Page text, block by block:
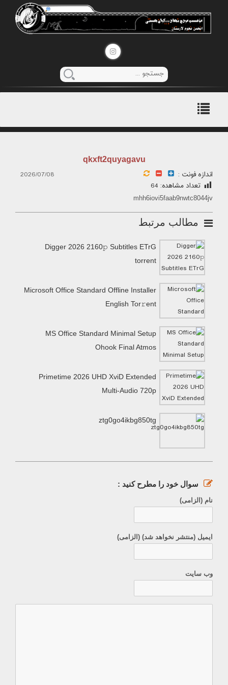
منوی
اصلی
qkxft2quyagavu
اندازه فونت :
2026/07/08
تعداد مشاهده: 64
mhh6iovi5faab9nwtc8044jv
مطالب مرتبط
Digger 2026 2160𝚙 Subtitles ETrG
torrent
Microsoft Office Standard Offline Installer
English Tor𝚛ent
MS Office Standard Minimal Setup
Ohook Final Atmos
Primetime 2026 UHD XviD Extended
Multi-Audio 720p
ztg0go4ikbg850tg
سوال خود را مطرح کنید :
نام (الزامی)
ایمیل (منتشر نخواهد شد) (الزامی)
وب سایت